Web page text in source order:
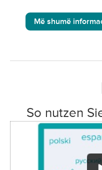
Më shumë
So nutzen